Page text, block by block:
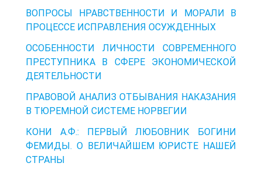
ВОПРОСЫ НРАВСТВЕННОСТИ И МОРАЛИ В
ПРОЦЕССЕ ИСПРАВЛЕНИЯ ОСУЖДЕННЫХ
ОСОБЕННОСТИ ЛИЧНОСТИ СОВРЕМЕННОГО
ПРЕСТУПНИКА В СФЕРЕ ЭКОНОМИЧЕСКОЙ
ДЕЯТЕЛЬНОСТИ
ПРАВОВОЙ АНАЛИЗ ОТБЫВАНИЯ НАКАЗАНИЯ
В ТЮРЕМНОЙ СИСТЕМЕ НОРВЕГИИ
КОНИ А.Ф.: ПЕРВЫЙ ЛЮБОВНИК БОГИНИ
ФЕМИДЫ. О ВЕЛИЧАЙШЕМ ЮРИСТЕ НАШЕЙ
СТРАНЫ